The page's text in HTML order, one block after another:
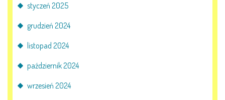
styczeń 2025
grudzień 2024
listopad 2024
październik 2024
wrzesień 2024